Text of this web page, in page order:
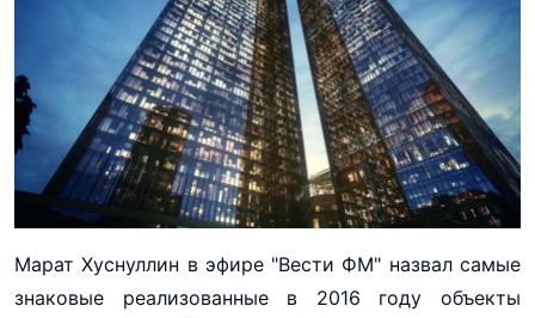
Марат Хуснуллин в эфире "Вести ФМ" назвал самые
знаковые реализованные в 2016 году объекты